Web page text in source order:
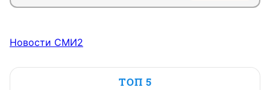
Новости СМИ2
ТОП 5